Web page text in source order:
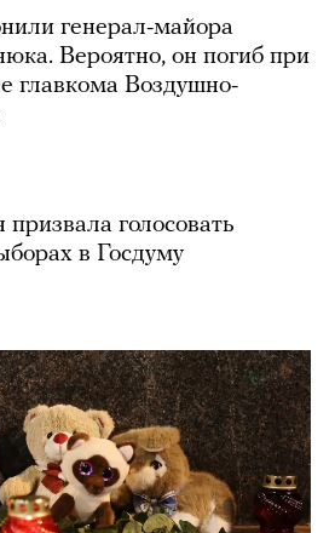
генерал-майора
Вероятно, он погиб при
главкома Воздушно-
голосовать
в Госдуму